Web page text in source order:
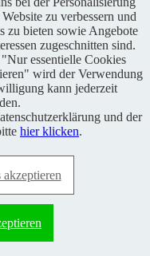
Rechte vorbehalten.
sowie
|Presse|
zu verbessern und
zu bieten sowie Angebote
zugeschnitten sind.
essentielle Cookies
wird der Verwendung
kann jederzeit
und der
hier klicken.